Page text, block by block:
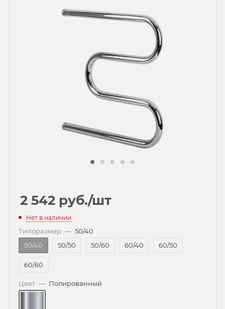
2 542 руб./шт
Нет в наличии
Типоразмер — 50/40
50/40
50/50 50/60 60/40 60/50
60/60
Цвет — Полированный